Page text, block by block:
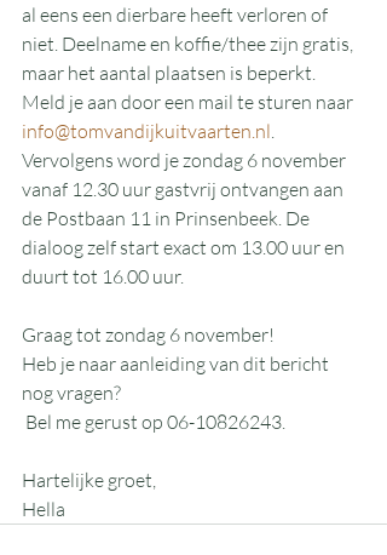
al eens een dierbare heeft verloren of
niet. Deelname en koffie/thee zijn gratis,
maar het aantal plaatsen is beperkt.
Meld je aan door een mail te sturen naar
info@tomvandijkuitvaarten.nl.
Vervolgens word je zondag 6 november
vanaf 12.30 uur gastvrij ontvangen aan
de Postbaan 11 in Prinsenbeek. De
dialoog zelf start exact om 13.00 uur en
duurt tot 16.00 uur.
Graag tot zondag 6 november!
Heb je naar aanleiding van dit bericht
nog vragen?
Bel me gerust op 06-10826243.
Hartelijke groet,
Hella